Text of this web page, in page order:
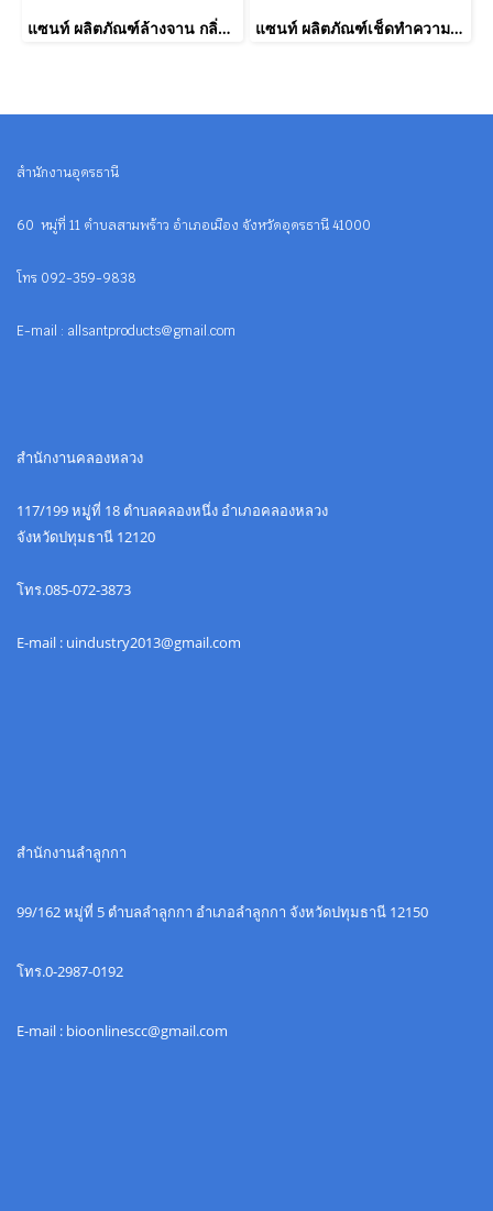
แซนท์ ผลิตภัณฑ์ล้างจาน กลิ่นมะนาว ขนาดบรรจุ 4 ลิตร แซนท์ ผลิตภัณฑ์เช็ดทำความสะอาดโต๊ะอาหาร กลิ่นตะไคร้หอม ขนาดบรรจุ 4 ลิตร
สำนักงานอุดรธานี
60 หมู่ที่ 11 ตำบลสามพร้าว อำเภอเมือง จังหวัดอุดรธานี 41000
โทร 092-359-9838
E-mail : allsantproducts@gmail.com
สำนักงานคลองหลวง
117/199 หมูู่ที่ 18 ตำบลคลองหนึ่ง อำเภอคลองหลวง
จังหวัดปทุมธานี 12120
โทร.085-072-3873
E-mail : uindustry2013@gmail.com
สำนักงานลำลูกกา
99/162 หมู่ที่ 5 ตำบลลำลูกกา อำเภอลำลูกกา จังหวัดปทุมธานี 12150
โทร.0-2987-0192
E-mail : bioonlinescc@gmail.com